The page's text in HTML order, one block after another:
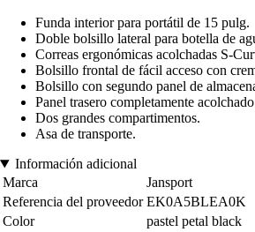
Funda interior para portátil de 15 pulg.
Doble bolsillo lateral para botella de
Correas ergonómicas acolchadas S-
Bolsillo frontal de fácil acceso con
Bolsillo con segundo panel de
Panel trasero completamente
Dos grandes compartimentos.
Asa de transporte.
Información adicional
Marca
Jansport
Referencia del proveedor EK0A5BLEA0K
Color
pastel petal black